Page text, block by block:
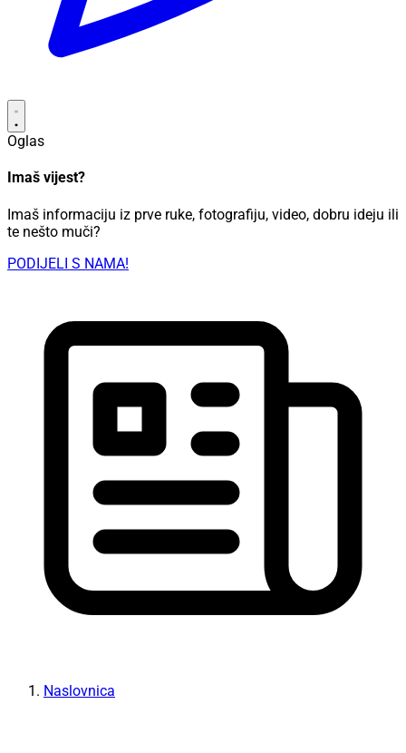
Oglas
Imaš vijest?
Imaš informaciju iz prve ruke, fotografiju, video, dobru ideju ili
te nešto muči?
PODIJELI S NAMA!
Naslovnica